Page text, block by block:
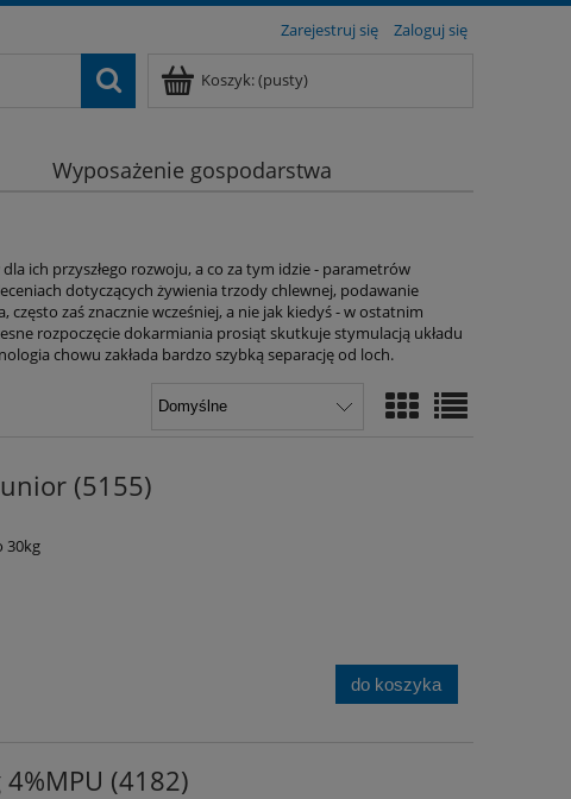
Zarejestruj się Zaloguj się
Koszyk:(pusty)
Wyposażenie gospodarstwa
ich przyszłego rozwoju, a co za tym idzie - parametrów
dotyczących żywienia trzody chlewnej, podawanie
zaś znacznie wcześniej, a nie jak kiedyś - w ostatnim
rozpoczęcie dokarmiania prosiąt skutkuje stymulacją układu
chowu zakłada bardzo szybką separację od loch.
(5155)
30kg
do koszyka
(4182)